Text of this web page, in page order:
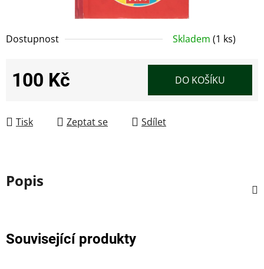
Dostupnost Skladem (1 ks)
100 Kč DO KOŠÍKU
Tisk Zeptat se Sdílet
Popis
Související produkty